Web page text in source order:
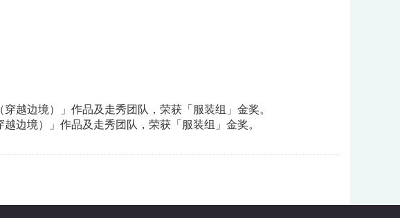
边境）」作品及走秀团队，荣获「服装组」金奖。